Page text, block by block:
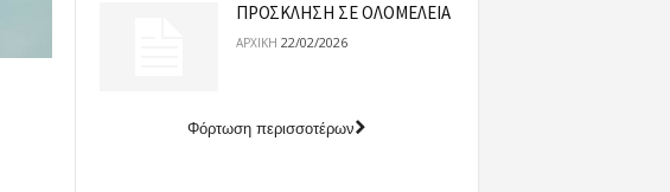
ΠΡΟΣΚΛΗΣΗ ΣΕ ΟΛΟΜΕΛΕΙΑ
ΑΡΧΙΚΉ 22/02/2026
Φόρτωση περισσοτέρων